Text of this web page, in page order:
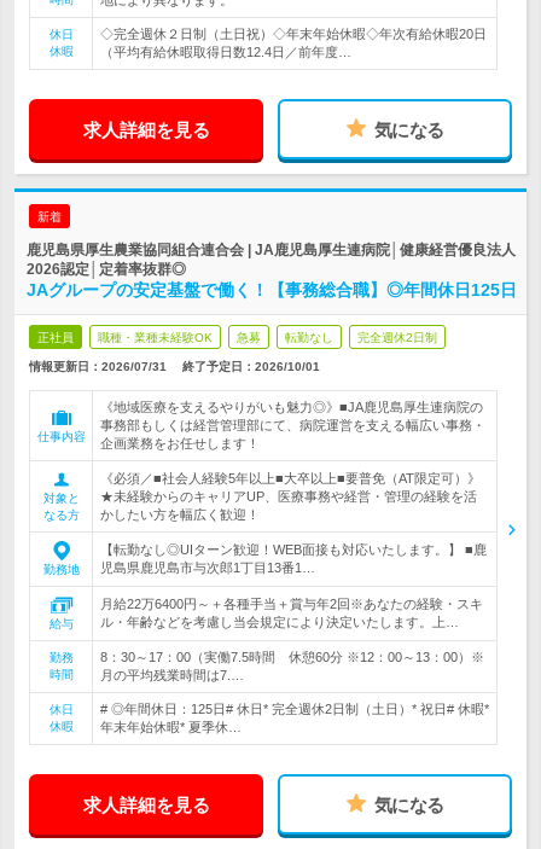
休日
休暇
◇完全週休２日制（土日祝）◇年末年始休暇◇年次有給休暇20日
（平均有給休暇取得日数12.4日／前年度…
求人詳細を見る 気になる
新着
鹿児島県厚生農業協同組合連合会 | JA鹿児島厚生連病院│健康経営優良法人
2026認定│定着率抜群◎
JAグループの安定基盤で働く！【事務総合職】◎年間休日125日
正社員 職種・業種未経験OK 急募 転勤なし 完全週休2日制
情報更新日：2026/07/31 終了予定日： 2026/10/01
仕事内容
《地域医療を支えるやりがいも魅力◎》■JA鹿児島厚生連病院の
事務部もしくは経営管理部にて、病院運営を支える幅広い事務・
企画業務をお任せします！
対象と
なる方
《必須／■社会人経験5年以上■大卒以上■要普免（AT限定可）》
★未経験からのキャリアUP、医療事務や経営・管理の経験を活
かしたい方を幅広く歓迎！
勤務地
【転勤なし◎UIターン歓迎！WEB面接も対応いたします。】 ■鹿
児島県鹿児島市与次郎1丁目13番1…
給与
月給22万6400円～＋各種手当＋賞与年2回※あなたの経験・スキ
ル・年齢などを考慮し当会規定により決定いたします。上…
勤務
時間
8：30～17：00（実働7.5時間 休憩60分 ※12：00～13：00）※
月の平均残業時間は7.…
休日
休暇
# ◎年間休日：125日# 休日* 完全週休2日制（土日）* 祝日# 休暇*
年末年始休暇* 夏季休…
求人詳細を見る 気になる